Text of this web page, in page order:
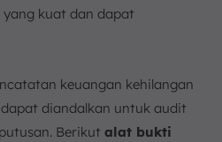
kuat dan dapat
keuangan kehilangan
diandalkan untuk audit
Berikut alat bukti